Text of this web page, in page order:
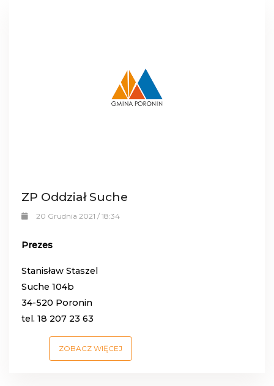
ZP Oddział Suche
20 Grudnia 2021 / 18:34
Prezes
Stanisław Staszel
Suche 104b
34-520 Poronin
tel. 18 207 23 63
ZOBACZ WIĘCEJ